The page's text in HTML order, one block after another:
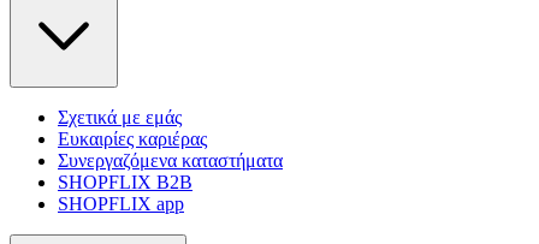
Σχετικά με εμάς
Ευκαιρίες καριέρας
Συνεργαζόμενα καταστήματα
SHOPFLIX B2B
SHOPFLIX app